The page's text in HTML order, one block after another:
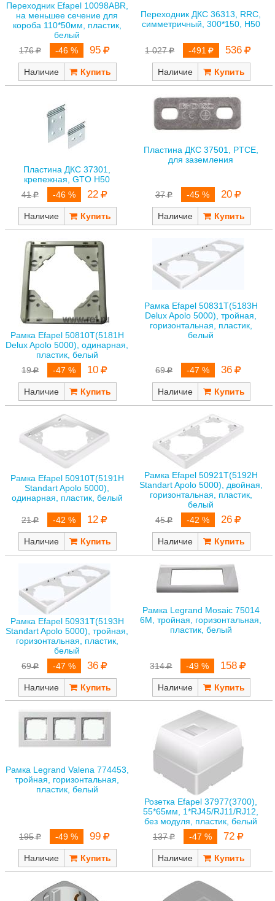
Переходник Efapel 10098ABR,
на меньшее сечение для
короба 110*50мм, пластик,
белый
176
-46 % 95
Наличие
Переходник ДКС 36313, RRC,
симметричный, 300*150, H50
1 027 -491 536
Наличие
Пластина ДКС 37301,
крепежная, GTO H50
41
-46 % 22
Наличие
Пластина ДКС 37501, PTCE,
для заземления
37 -45 % 20
Наличие
Рамка Efapel 50810T(5181H
Delux Apolo 5000), одинарная,
пластик, белый
19
-47 % 10
Наличие
Рамка Efapel 50831T(5183H
Delux Apolo 5000), тройная,
горизонтальная, пластик,
белый
69 -47 % 36
Наличие
Рамка Efapel 50910T(5191H
Standart Apolo 5000),
одинарная, пластик, белый
21 -42 % 12
Наличие
Рамка Efapel 50921T(5192H
Standart Apolo 5000), двойная,
горизонтальная, пластик,
белый
45
-42 % 26
Наличие
Рамка Efapel 50931T(5193Н
Standart Apolo 5000), тройная,
горизонтальная, пластик,
белый
69
-47 % 36
Наличие
Рамка Legrand Mosaic 75014
6M, тройная, горизонтальная,
пластик, белый
314 -49 % 158
Наличие
Рамка Legrand Valena 774453,
тройная, горизонтальная,
пластик, белый
195 -49 % 99
Наличие
Розетка Efapel 37977(3700),
55*65мм, 1*RJ45/RJ11/RJ12,
без модуля, пластик, белый
137
-47 % 72
Наличие